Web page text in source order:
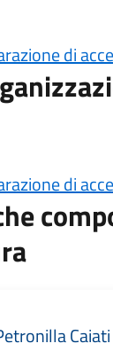
di
di
Caiati